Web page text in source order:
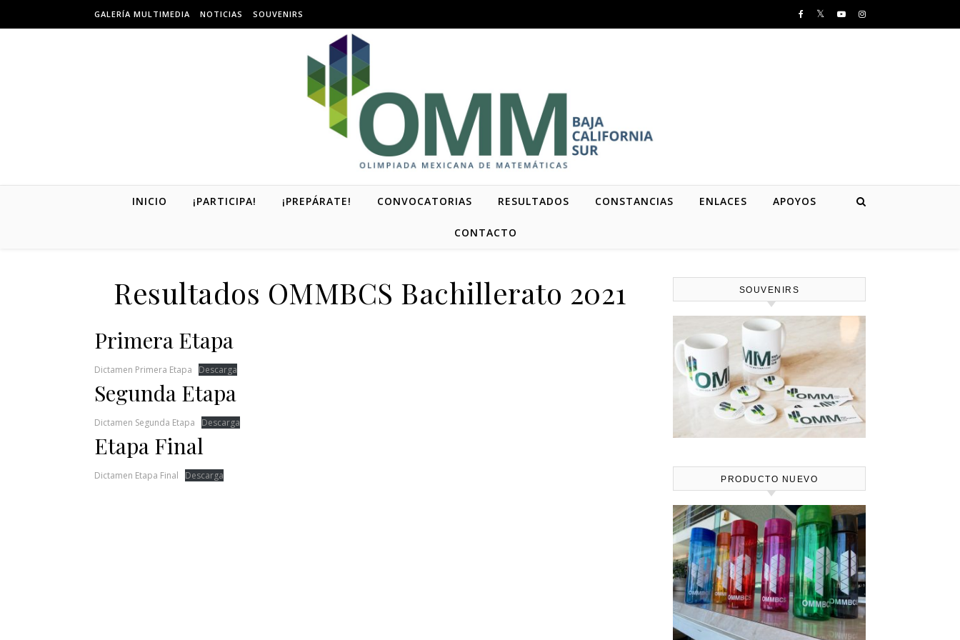
GALERÍA MULTIMEDIA NOTICIAS SOUVENIRS
INICIO ¡PARTICIPA! ¡PREPÁRATE! CONVOCATORIAS RESULTADOS CONSTANCIAS ENLACES APOYOS
CONTACTO
Resultados OMMBCS Bachillerato 2021
Primera Etapa
Dictamen Primera Etapa Descarga
Segunda Etapa
Dictamen Segunda Etapa Descarga
Etapa Final
Dictamen Etapa Final Descarga
SOUVENIRS
PRODUCTO NUEVO